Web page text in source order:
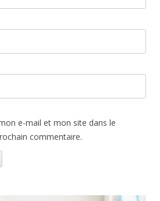
e-mail et mon site dans le
commentaire.